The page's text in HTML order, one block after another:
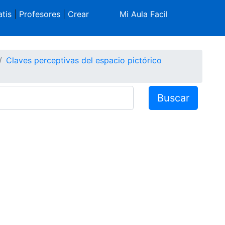
| Profesores| Crear Mi Aula Facil
Claves perceptivas del espacio pictórico
Buscar